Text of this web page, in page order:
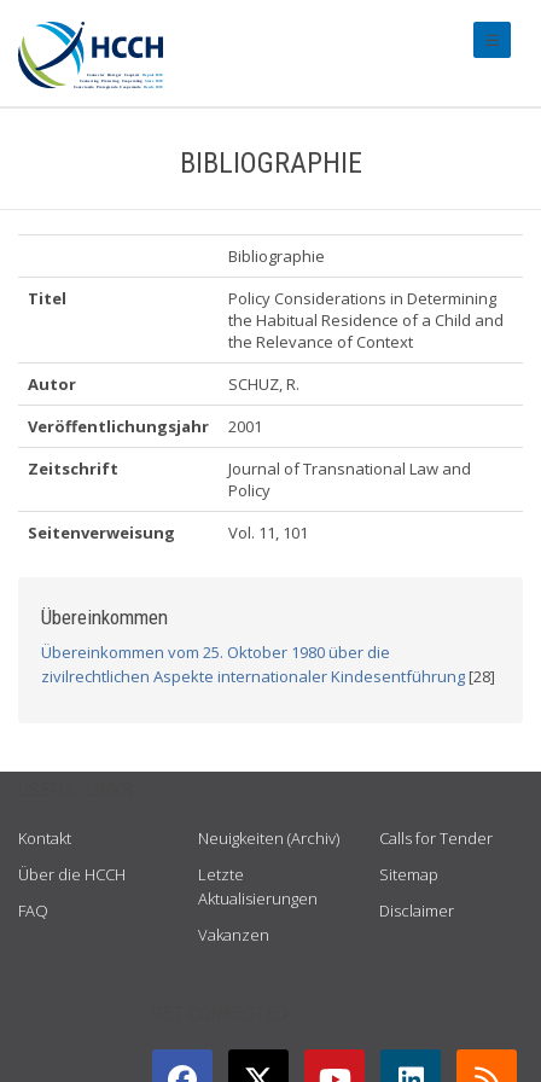
BIBLIOGRAPHIE
Bibliographie
Titel
Policy Considerations in Determining
the Habitual Residence of a Child and
the Relevance of Context
Autor
SCHUZ, R.
Veröffentlichungsjahr
2001
Zeitschrift
Journal of Transnational Law and
Policy
Seitenverweisung
Vol. 11, 101
Übereinkommen
Übereinkommen vom 25. Oktober 1980 über die
zivilrechtlichen Aspekte internationaler Kindesentführung[28]
Kontakt
Über die HCCH
FAQ
Neuigkeiten (Archiv)
Letzte
Aktualisierungen
Vakanzen
Calls for Tender
Sitemap
Disclaimer